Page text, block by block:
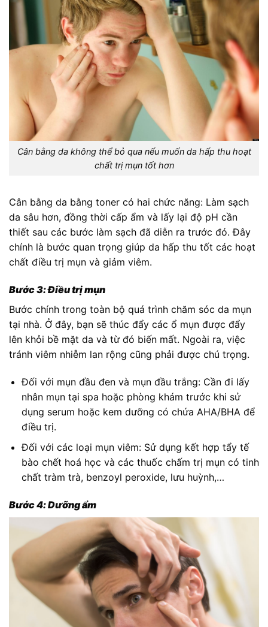
Cân bằng da không thể bỏ qua nếu muốn da hấp thu hoạt
chất trị mụn tốt hơn
Cân bằng da bằng toner có hai chức năng: Làm sạch
da sâu hơn, đồng thời cấp ẩm và lấy lại độ pH cần
thiết sau các bước làm sạch đã diễn ra trước đó. Đây
chính là bước quan trọng giúp da hấp thu tốt các hoạt
chất điều trị mụn và giảm viêm.
Bước 3: Điều trị mụn
Bước chính trong toàn bộ quá trình chăm sóc da mụn
tại nhà. Ở đây, bạn sẽ thúc đẩy các ổ mụn được đẩy
lên khỏi bề mặt da và từ đó biến mất. Ngoài ra, việc
tránh viêm nhiễm lan rộng cũng phải được chú trọng.
Đối với mụn đầu đen và mụn đầu trắng: Cần đi lấy
nhân mụn tại spa hoặc phòng khám trước khi sử
dụng serum hoặc kem dưỡng có chứa AHA/BHA để
điều trị.
Đối với các loại mụn viêm: Sử dụng kết hợp tẩy tế
bào chết hoá học và các thuốc chấm trị mụn có tinh
chất tràm trà, benzoyl peroxide, lưu huỳnh,…
Bước 4: Dưỡng ẩm